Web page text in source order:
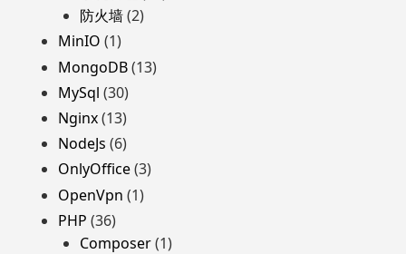
防火墙(2)
MinIO (1)
MongoDB(13)
MySql (30)
Nginx(13)
NodeJs (6)
OnlyOffice(3)
OpenVpn (1)
PHP (36)
Composer(1)